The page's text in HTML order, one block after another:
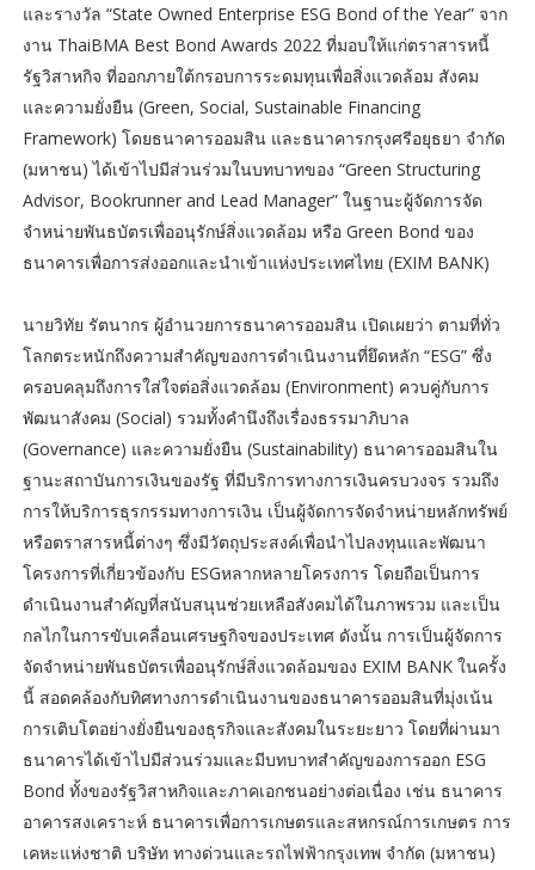
และรางวัล “State Owned Enterprise ESG Bond of the Year” จาก
งาน ThaiBMA Best Bond Awards 2022 ที่มอบให้แก่ตราสารหนี้
รัฐวิสาหกิจ ที่ออกภายใต้กรอบการระดมทุนเพื่อสิ่งแวดล้อม สังคม
และความยั่งยืน (Green, Social, Sustainable Financing
Framework) โดยธนาคารออมสิน และธนาคารกรุงศรีอยุธยา จำกัด
(มหาชน) ได้เข้าไปมีส่วนร่วมในบทบาทของ “Green Structuring
Advisor, Bookrunner and Lead Manager” ในฐานะผู้จัดการจัด
จำหน่ายพันธบัตรเพื่ออนุรักษ์สิ่งแวดล้อม หรือ Green Bond ของ
ธนาคารเพื่อการส่งออกและนำเข้าแห่งประเทศไทย (EXIM BANK)
นายวิทัย รัตนากร ผู้อำนวยการธนาคารออมสิน เปิดเผยว่า ตามที่ทั่ว
โลกตระหนักถึงความสำคัญของการดำเนินงานที่ยึดหลัก “ESG” ซึ่ง
ครอบคลุมถึงการใส่ใจต่อสิ่งแวดล้อม (Environment) ควบคู่กับการ
พัฒนาสังคม (Social) รวมทั้งคำนึงถึงเรื่องธรรมาภิบาล
(Governance) และความยั่งยืน (Sustainability) ธนาคารออมสินใน
ฐานะสถาบันการเงินของรัฐ ที่มีบริการทางการเงินครบวงจร รวมถึง
การให้บริการธุรกรรมทางการเงิน เป็นผู้จัดการจัดจำหน่ายหลักทรัพย์
หรือตราสารหนี้ต่างๆ ซึ่งมีวัตถุประสงค์เพื่อนำไปลงทุนและพัฒนา
โครงการที่เกี่ยวข้องกับ ESGหลากหลายโครงการ โดยถือเป็นการ
ดำเนินงานสำคัญที่สนับสนุนช่วยเหลือสังคมได้ในภาพรวม และเป็น
กลไกในการขับเคลื่อนเศรษฐกิจของประเทศ ดังนั้น การเป็นผู้จัดการ
จัดจำหน่ายพันธบัตรเพื่ออนุรักษ์สิ่งแวดล้อมของ EXIM BANK ในครั้ง
นี้ สอดคล้องกับทิศทางการดำเนินงานของธนาคารออมสินที่มุ่งเน้น
การเติบโตอย่างยั่งยืนของธุรกิจและสังคมในระยะยาว โดยที่ผ่านมา
ธนาคารได้เข้าไปมีส่วนร่วมและมีบทบาทสำคัญของการออก ESG
Bond ทั้งของรัฐวิสาหกิจและภาคเอกชนอย่างต่อเนื่อง เช่น ธนาคาร
อาคารสงเคราะห์ ธนาคารเพื่อการเกษตรและสหกรณ์การเกษตร การ
เคหะแห่งชาติ บริษัท ทางด่วนและรถไฟฟ้ากรุงเทพ จำกัด (มหาชน)